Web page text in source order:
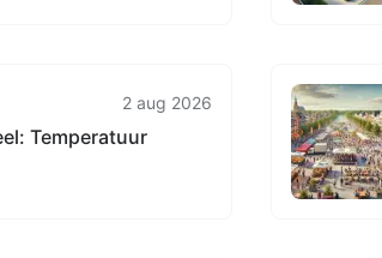
2 aug 2026
Temperatuur